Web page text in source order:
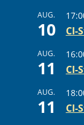
AUG.
10 CI-
AUG.
11 CI-
AUG.
11 CI-